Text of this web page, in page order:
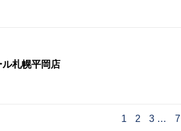
ル札幌平岡店
1 2 3 … 7